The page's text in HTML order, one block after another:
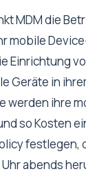
MDM die
mobile
Einrichtung
Geräte in
werden ihre
so Kosten
festlegen,
Uhr abends